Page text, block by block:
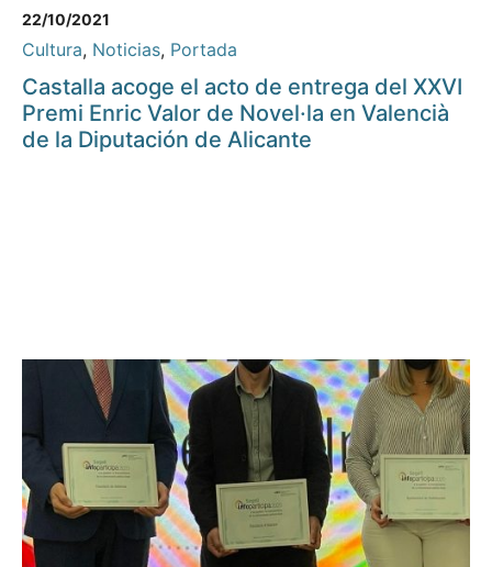
22/10/2021
Cultura, Noticias, Portada
Castalla acoge el acto de entrega del XXVI
Premi Enric Valor de Novel·la en Valencià
de la Diputación de Alicante